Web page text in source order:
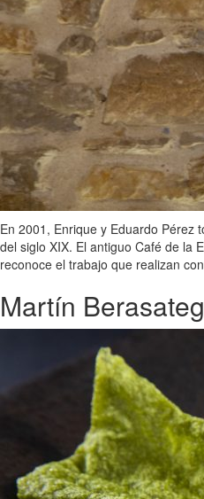
En 2001, Enrique y Eduardo Pérez
del siglo XIX. El antiguo Café de la
reconoce el trabajo que realizan
Martín